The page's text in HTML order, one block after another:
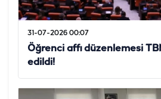
31-07-2026 00:07
Öğrenci affı düzenlemesi
edildi!